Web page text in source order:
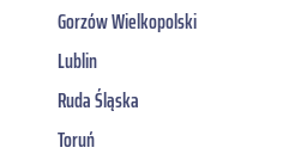
Gorzów Wielkopolski
Lublin
Ruda Śląska
Toruń